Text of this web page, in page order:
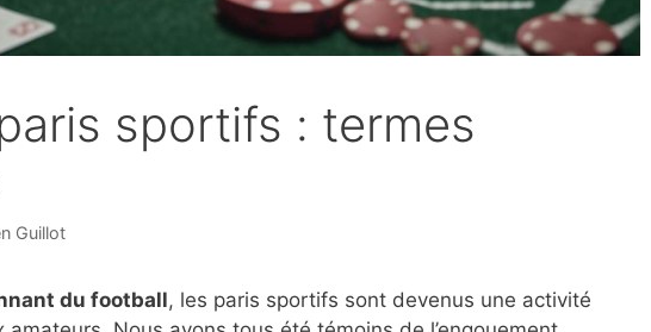
sportifs : termes
Guillot
du football, les paris sportifs sont devenus une activité